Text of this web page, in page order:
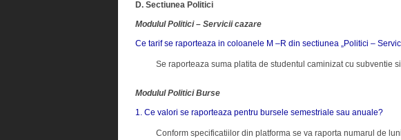
D. Sectiunea Politici
Modulul Politici – Servicii cazare
Ce tarif se raporteaza in coloanele M –R din sectiunea „Politici –
Se raporteaza suma platita de studentul caminizat cu subventie
Modulul Politici Burse
1. Ce valori se raporteaza pentru bursele semestriale sau anuale?
Conform specificatiilor din platforma se va raporta numarul de